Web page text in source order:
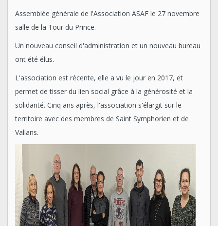
Assemblée générale de l'Association ASAF le 27 novembre
salle de la Tour du Prince.
Un nouveau conseil d'administration et un nouveau bureau
ont été élus.
L'association est récente, elle a vu le jour en 2017, et
permet de tisser du lien social grâce à la générosité et la
solidarité. Cinq ans après, l'association s'élargit sur le
territoire avec des membres de Saint Symphorien et de
Vallans.